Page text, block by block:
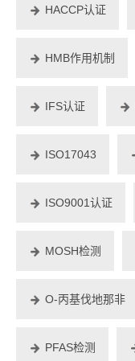
HACCP认证
HMB作用机制
IFS认证
ISO17043
ISO9001认证
MOSH检测
O-丙基伐地那非
PFAS检测